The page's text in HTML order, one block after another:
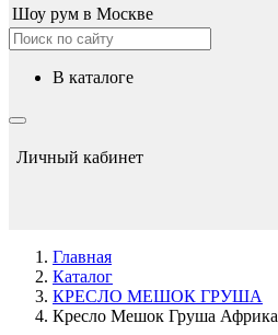
Шоу рум в Москве
в каталоге
Личный кабинет
Главная
Каталог
КРЕСЛО МЕШОК ГРУША
Кресло Мешок Груша Африка